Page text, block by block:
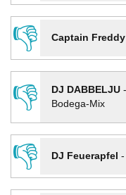
👎
Captain Freddy
👎
DJ DABBELJU-
Bodega-Mix
👎
DJ Feuerapfel -